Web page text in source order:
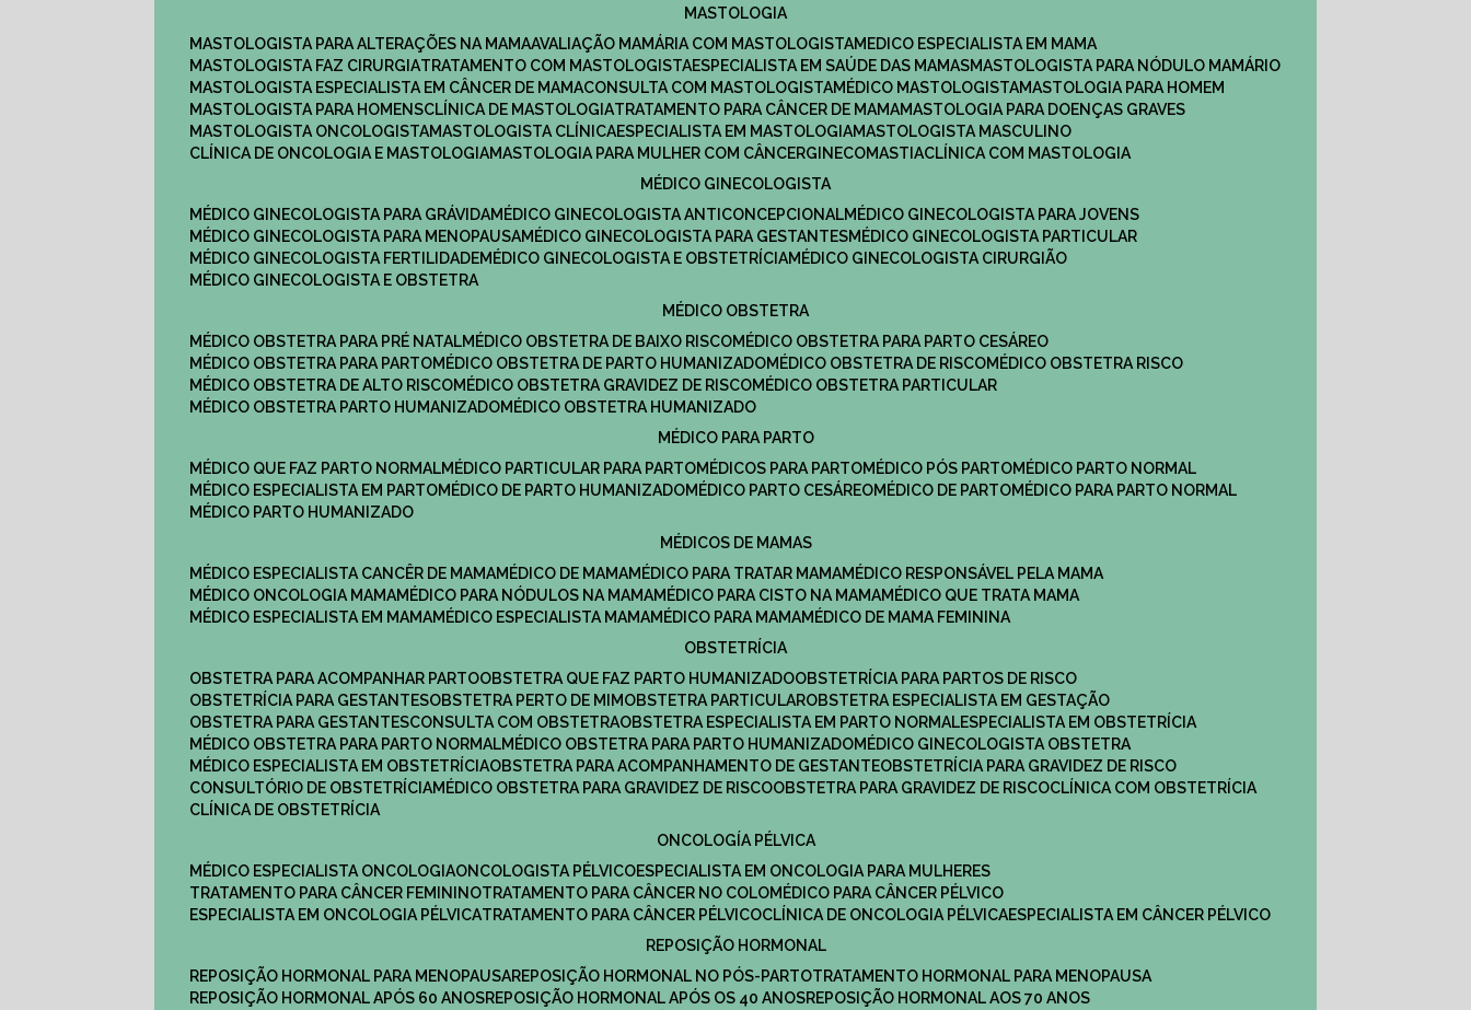
MASTOLOGIA
MASTOLOGISTA PARA ALTERAÇÕES NA MAMA AVALIAÇÃO MAMÁRIA COM MASTOLOGISTA
MEDICO ESPECIALISTA EM MAMA​
MASTOLOGISTA FAZ CIRURGIA
TRATAMENTO COM MASTOLOGISTA ESPECIALISTA EM SAÚDE DAS MAMAS
MASTOLOGISTA PARA NÓDULO MAMÁRIO
MASTOLOGISTA ESPECIALISTA EM CÂNCER DE MAMA
CONSULTA COM MASTOLOGISTA MÉDICO MASTOLOGISTA
MASTOLOGIA PARA HOMEM
MASTOLOGISTA PARA HOMENS
CLÍNICA DE MASTOLOGIA TRATAMENTO PARA CÂNCER DE MAMA
MASTOLOGIA PARA DOENÇAS GRAVES
MASTOLOGISTA ONCOLOGISTA
MASTOLOGISTA CLÍNICA ESPECIALISTA EM MASTOLOGIA
MASTOLOGISTA MASCULINO
CLÍNICA DE ONCOLOGIA E MASTOLOGIA
MASTOLOGIA PARA MULHER COM CÂNCER GINECOMASTIA
CLÍNICA COM MASTOLOGIA
MÉDICO GINECOLOGISTA
MÉDICO GINECOLOGISTA PARA GRÁVIDA
MÉDICO GINECOLOGISTA ANTICONCEPCIONAL
MÉDICO GINECOLOGISTA PARA JOVENS
MÉDICO GINECOLOGISTA PARA MENOPAUSA
MÉDICO GINECOLOGISTA PARA GESTANTES
MÉDICO GINECOLOGISTA PARTICULAR
MÉDICO GINECOLOGISTA FERTILIDADE
MÉDICO GINECOLOGISTA E OBSTETRÍCIA
MÉDICO GINECOLOGISTA CIRURGIÃO
MÉDICO GINECOLOGISTA E OBSTETRA
MÉDICO OBSTETRA
MÉDICO OBSTETRA PARA PRÉ NATAL
MÉDICO OBSTETRA DE BAIXO RISCO
MÉDICO OBSTETRA PARA PARTO CESÁREO
MÉDICO OBSTETRA PARA PARTO
MÉDICO OBSTETRA DE PARTO HUMANIZADO MÉDICO OBSTETRA DE RISCO
MÉDICO OBSTETRA RISCO
MÉDICO OBSTETRA DE ALTO RISCO
MÉDICO OBSTETRA GRAVIDEZ DE RISCO
MÉDICO OBSTETRA PARTICULAR
MÉDICO OBSTETRA PARTO HUMANIZADO
MÉDICO OBSTETRA HUMANIZADO
MÉDICO PARA PARTO
MÉDICO QUE FAZ PARTO NORMAL
MÉDICO PARTICULAR PARA PARTO MÉDICOS PARA PARTO MÉDICO PÓS PARTO
MÉDICO PARTO NORMAL
MÉDICO ESPECIALISTA EM PARTO
MÉDICO DE PARTO HUMANIZADO MÉDICO PARTO CESÁREO MÉDICO DE PARTO
MÉDICO PARA PARTO NORMAL
MÉDICO PARTO HUMANIZADO
MÉDICOS DE MAMAS
MÉDICO ESPECIALISTA CANCÊR DE MAMA
MÉDICO DE MAMA MÉDICO PARA TRATAR MAMA
MÉDICO RESPONSÁVEL PELA MAMA
MÉDICO ONCOLOGIA MAMA
MÉDICO PARA NÓDULOS NA MAMA MÉDICO PARA CISTO NA MAMA
MÉDICO QUE TRATA MAMA
MÉDICO ESPECIALISTA EM MAMA
MÉDICO ESPECIALISTA MAMA MÉDICO PARA MAMA
MÉDICO DE MAMA FEMININA
OBSTETRÍCIA
OBSTETRA PARA ACOMPANHAR PARTO
OBSTETRA QUE FAZ PARTO HUMANIZADO
OBSTETRÍCIA PARA PARTOS DE RISCO
OBSTETRÍCIA PARA GESTANTES
OBSTETRA PERTO DE MIM OBSTETRA PARTICULAR
OBSTETRA ESPECIALISTA EM GESTAÇÃO
OBSTETRA PARA GESTANTES
CONSULTA COM OBSTETRA OBSTETRA ESPECIALISTA EM PARTO NORMAL ESPECIALISTA EM OBSTETRÍCIA
MÉDICO OBSTETRA PARA PARTO NORMAL
MÉDICO OBSTETRA PARA PARTO HUMANIZADO
MÉDICO GINECOLOGISTA OBSTETRA
MÉDICO ESPECIALISTA EM OBSTETRÍCIA
OBSTETRA PARA ACOMPANHAMENTO DE GESTANTE
OBSTETRÍCIA PARA GRAVIDEZ DE RISCO
CONSULTÓRIO DE OBSTETRÍCIA
MÉDICO OBSTETRA PARA GRAVIDEZ DE RISCO OBSTETRA PARA GRAVIDEZ DE RISCO
CLÍNICA COM OBSTETRÍCIA
CLÍNICA DE OBSTETRÍCIA
ONCOLOGÍA PÉLVICA
MÉDICO ESPECIALISTA ONCOLOGIA
ONCOLOGISTA PÉLVICO ESPECIALISTA EM ONCOLOGIA PARA MULHERES
TRATAMENTO PARA CÂNCER FEMININO
TRATAMENTO PARA CÂNCER NO COLO
MÉDICO PARA CÂNCER PÉLVICO
ESPECIALISTA EM ONCOLOGIA PÉLVICA
TRATAMENTO PARA CÂNCER PÉLVICO CLÍNICA DE ONCOLOGIA PÉLVICA ESPECIALISTA EM CÂNCER PÉLVICO
REPOSIÇÃO HORMONAL
REPOSIÇÃO HORMONAL PARA MENOPAUSA
REPOSIÇÃO HORMONAL NO PÓS-PARTO
TRATAMENTO HORMONAL PARA MENOPAUSA
REPOSIÇÃO HORMONAL APÓS 60 ANOS
REPOSIÇÃO HORMONAL APÓS OS 40 ANOS
REPOSIÇÃO HORMONAL AOS 70 ANOS